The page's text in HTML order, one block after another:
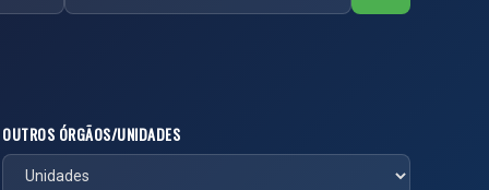
OUTROS ÓRGÃOS/UNIDADES